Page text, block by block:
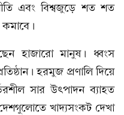
এবং বিশ্বজুড়ে শত শত
হাজারো মানুষ। ধ্বংস
হরমুজ প্রণালি দিয়ে
সার উৎপাদন ব্যাহত
খাদ্যসংকট দেখা